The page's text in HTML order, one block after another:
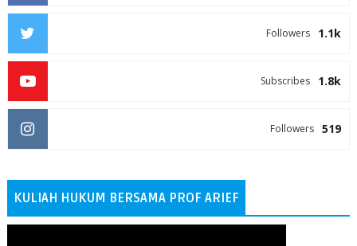
1.1k
Followers
1.8k
Subscribes
519
Followers
KULIAH HUKUM BERSAMA PROF ARIEF